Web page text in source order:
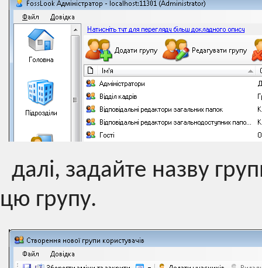
далі, задайте назву
цю групу.